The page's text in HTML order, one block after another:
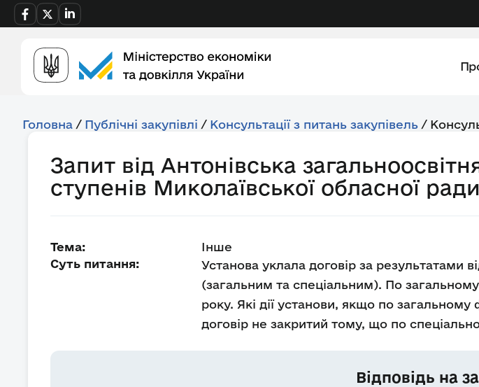
Головна / Публічні закупівлі / Консультації з питань закупівель /
Запит від Антонівська
ступенів Миколаївської обласної ради
Тема:
Інше
Суть питання:
Установа уклала договір за результатами
(загальним та спеціальним). По
року. Які дії установи, якщо по
договір не закритий тому, що по
Відповідь на